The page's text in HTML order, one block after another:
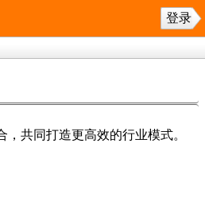
登录
共同打造更高效的行业模式。